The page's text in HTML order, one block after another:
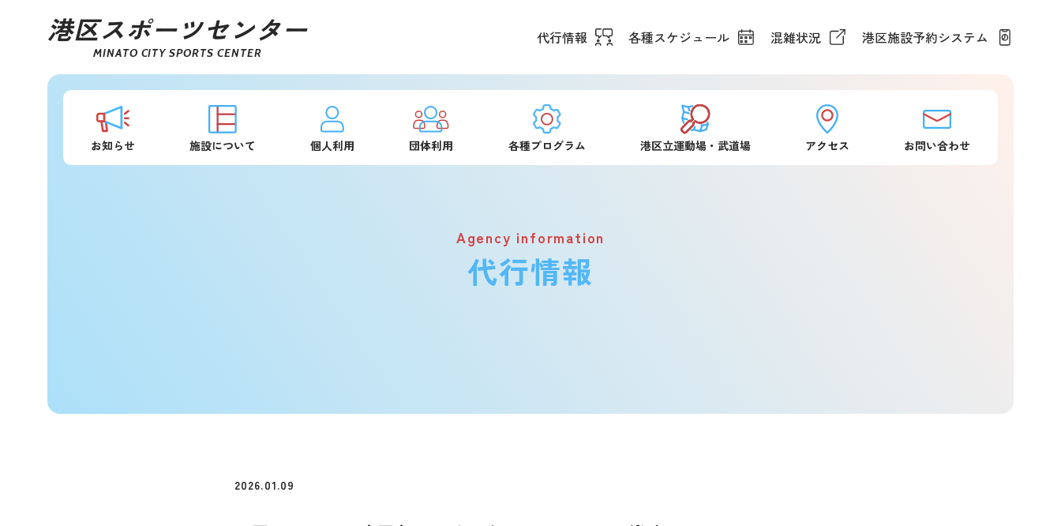
港区スポーツセンター
MINATO CITY SPORTS CENTER
代行情報 各種スケジュール 混雑状況 港区施設予約システム
お知らせ 施設について 個人利用 団体利用 各種プログラム 港区立運動場・武道場 アクセス お問い合わせ
Agency information
代行情報
2026.01.09